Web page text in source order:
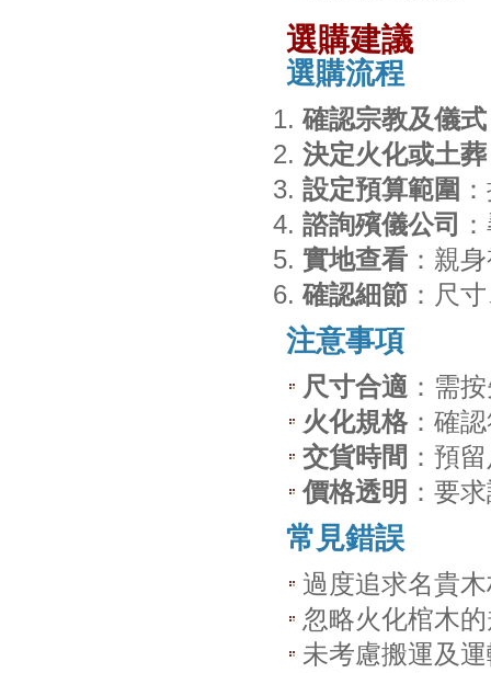
選購建議
選購流程
確認宗教及儀式
決定火化或土葬
設定預算範圍
諮詢殯儀公司
實地查看 ：親
確認細節 ：尺
注意事項
尺寸合適 ：需
火化規格：確
交貨時間 ：預
價格透明 ：要
常見錯誤
過度追求名貴
忽略火化棺木
未考慮搬運及